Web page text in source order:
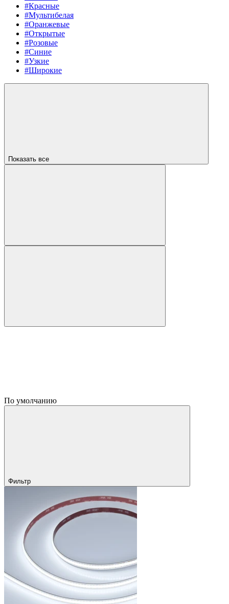
#Красные
#Мультибелая
#Оранжевые
#Открытые
#Розовые
#Синие
#Узкие
#Широкие
Показать все
По умолчанию
Фильтр